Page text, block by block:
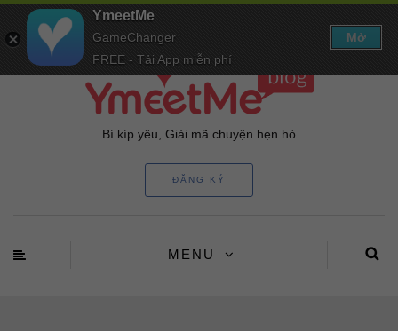
Bí kíp yêu, Giải mã chuyện hẹn hò
ĐĂNG KÝ
MENU
YmeetMe
GameChanger
FREE - Tải App miễn phí
Mở